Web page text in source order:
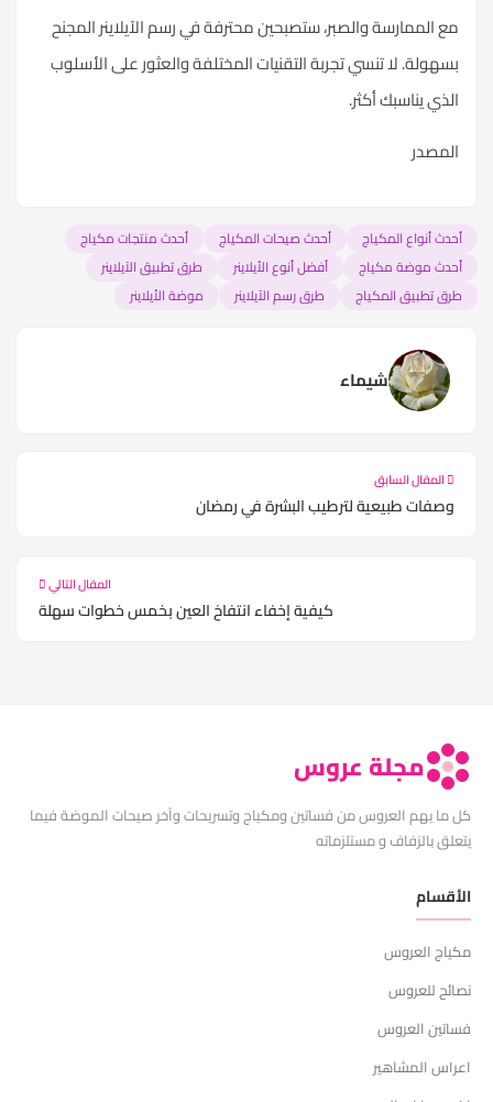
مع الممارسة والصبر، ستصبحين محترفة في رسم الآيلاينر المجنح
بسهولة. لا تنسي تجربة التقنيات المختلفة والعثور على الأسلوب
الذي يناسبك أكثر.
المصدر
أحدث أنواع المكياج أحدث صيحات المكياج
أحدث منتجات مكياج
أحدث موضة مكياج
أفضل أنوع الأيلاينر
طرق تطبيق الآيلاينر
طرق تطبيق المكياج
طرق رسم الآيلاينر موضة الأيلاينر
شيماء
المقال السابق
وصفات طبيعية لترطيب البشرة في رمضان
المقال التالي
كيفية إخفاء انتفاخ العين بخمس خطوات سهلة
مجلة عروس
كل ما يهم العروس من فساتين ومكياج وتسريحات وآخر صيحات الموضة فيما
يتعلق بالزفاف و مستلزماته
الأقسام
مكياج العروس
نصائح للعروس
فساتين العروس
اعراس المشاهير